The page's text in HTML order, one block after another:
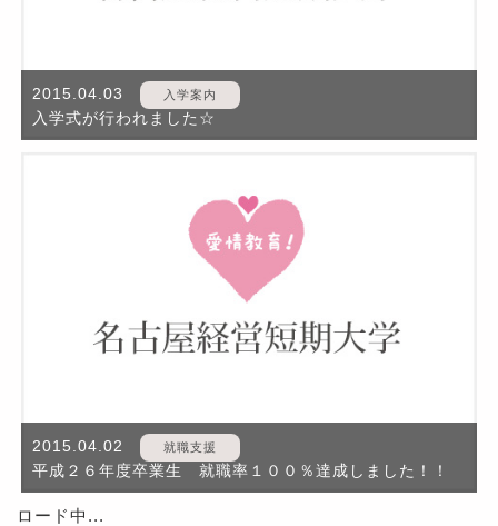
2015.04.03 入学案内
入学式が行われました☆
2015.04.02 就職支援
平成２６年度卒業生 就職率１００％達成しました！！
ロード中...